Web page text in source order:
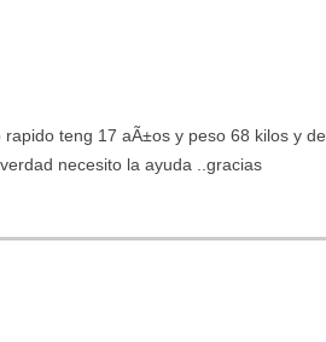
teng 17 aÃ±os y peso 68 kilos y de
necesito la ayuda ..gracias